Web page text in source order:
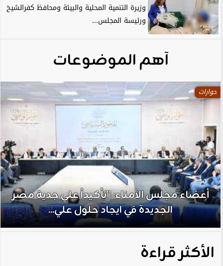
وزيرة التنمية المحلية والبيئة ومحافظ كفرالشيخ
ورئيسة المجلس...
آهم الموضوعات
حوارات
أعضاء مجلس الأمناء: ”تأكيداً علي جدية مصر
الجديدة في ايجاد حلول علي...
الأكثر قراءة